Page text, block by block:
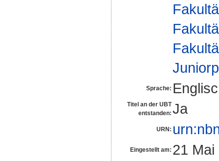
Sprache:
Titel an der UBT
entstanden: Ja
URN:
Eingestellt am: 21 Mai